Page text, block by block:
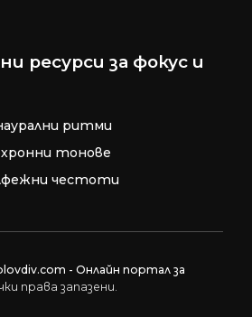
ресурси за фокус и
ритми
тонове
честоти
- Онлайн портал за
права запазени.